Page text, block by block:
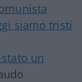
siamo tristi
un